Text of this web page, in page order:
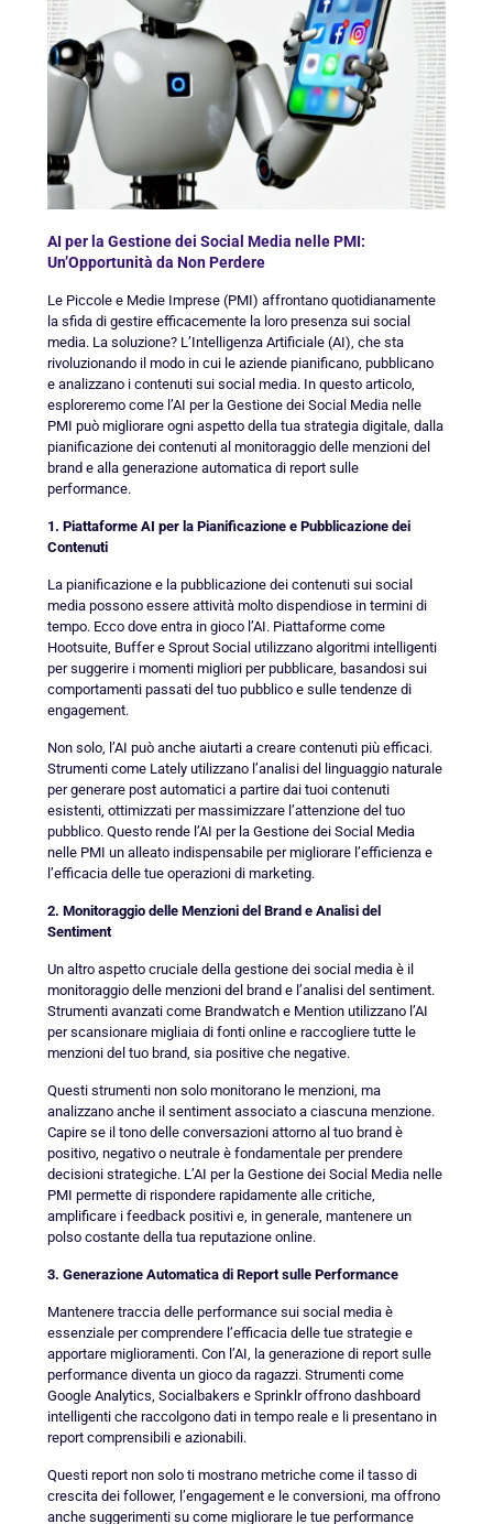
AI per la Gestione dei Social Media nelle PMI:
Un’Opportunità da Non Perdere
Le Piccole e Medie Imprese (PMI) affrontano quotidianamente
la sfida di gestire efficacemente la loro presenza sui social
media. La soluzione? L’Intelligenza Artificiale (AI), che sta
rivoluzionando il modo in cui le aziende pianificano, pubblicano
e analizzano i contenuti sui social media. In questo articolo,
esploreremo come l’AI per la Gestione dei Social Media nelle
PMI può migliorare ogni aspetto della tua strategia digitale, dalla
pianificazione dei contenuti al monitoraggio delle menzioni del
brand e alla generazione automatica di report sulle
performance.
1. Piattaforme AI per la Pianificazione e Pubblicazione dei
Contenuti
La pianificazione e la pubblicazione dei contenuti sui social
media possono essere attività molto dispendiose in termini di
tempo. Ecco dove entra in gioco l’AI. Piattaforme come
Hootsuite, Buffer e Sprout Social utilizzano algoritmi intelligenti
per suggerire i momenti migliori per pubblicare, basandosi sui
comportamenti passati del tuo pubblico e sulle tendenze di
engagement.
Non solo, l’AI può anche aiutarti a creare contenuti più efficaci.
Strumenti come Lately utilizzano l’analisi del linguaggio naturale
per generare post automatici a partire dai tuoi contenuti
esistenti, ottimizzati per massimizzare l’attenzione del tuo
pubblico. Questo rende l’AI per la Gestione dei Social Media
nelle PMI un alleato indispensabile per migliorare l’efficienza e
l’efficacia delle tue operazioni di marketing.
2. Monitoraggio delle Menzioni del Brand e Analisi del
Sentiment
Un altro aspetto cruciale della gestione dei social media è il
monitoraggio delle menzioni del brand e l’analisi del sentiment.
Strumenti avanzati come Brandwatch e Mention utilizzano l’AI
per scansionare migliaia di fonti online e raccogliere tutte le
menzioni del tuo brand, sia positive che negative.
Questi strumenti non solo monitorano le menzioni, ma
analizzano anche il sentiment associato a ciascuna menzione.
Capire se il tono delle conversazioni attorno al tuo brand è
positivo, negativo o neutrale è fondamentale per prendere
decisioni strategiche. L’AI per la Gestione dei Social Media nelle
PMI permette di rispondere rapidamente alle critiche,
amplificare i feedback positivi e, in generale, mantenere un
polso costante della tua reputazione online.
3. Generazione Automatica di Report sulle Performance
Mantenere traccia delle performance sui social media è
essenziale per comprendere l’efficacia delle tue strategie e
apportare miglioramenti. Con l’AI, la generazione di report sulle
performance diventa un gioco da ragazzi. Strumenti come
Google Analytics, Socialbakers e Sprinklr offrono dashboard
intelligenti che raccolgono dati in tempo reale e li presentano in
report comprensibili e azionabili.
Questi report non solo ti mostrano metriche come il tasso di
crescita dei follower, l’engagement e le conversioni, ma offrono
anche suggerimenti su come migliorare le tue performance